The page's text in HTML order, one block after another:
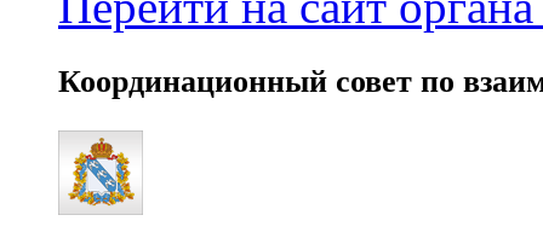
Координационный совет по